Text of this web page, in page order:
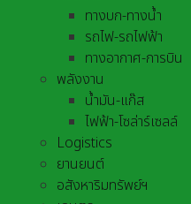
ทางบก-ทางน้ำ
รถไฟ-รถไฟฟ้า
ทางอากาศ-การบิน
พลังงาน
น้ำมัน-แก๊ส
ไฟฟ้า-โซล่าร์เซลล์
Logistics
ยานยนต์
อสังหาริมทรัพย์ฯ